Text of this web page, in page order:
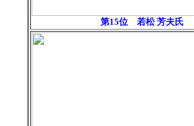
第15位 若松 芳夫氏